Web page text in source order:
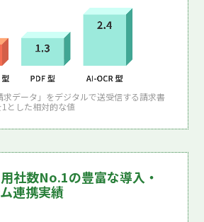
データ」をデジタルで送受信する請求書
とした相対的な値
社数No.1の豊富な導入・
連携実績